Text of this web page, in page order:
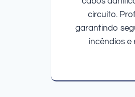
circuito.
garantindo
incêndios e